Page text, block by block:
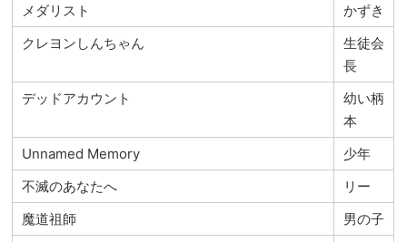
メダリスト
かずき
クレヨンしんちゃん
生徒会
長
デッドアカウント
幼い柄
本
Unnamed Memory
少年
不滅のあなたへ
リー
魔道祖師
男の子